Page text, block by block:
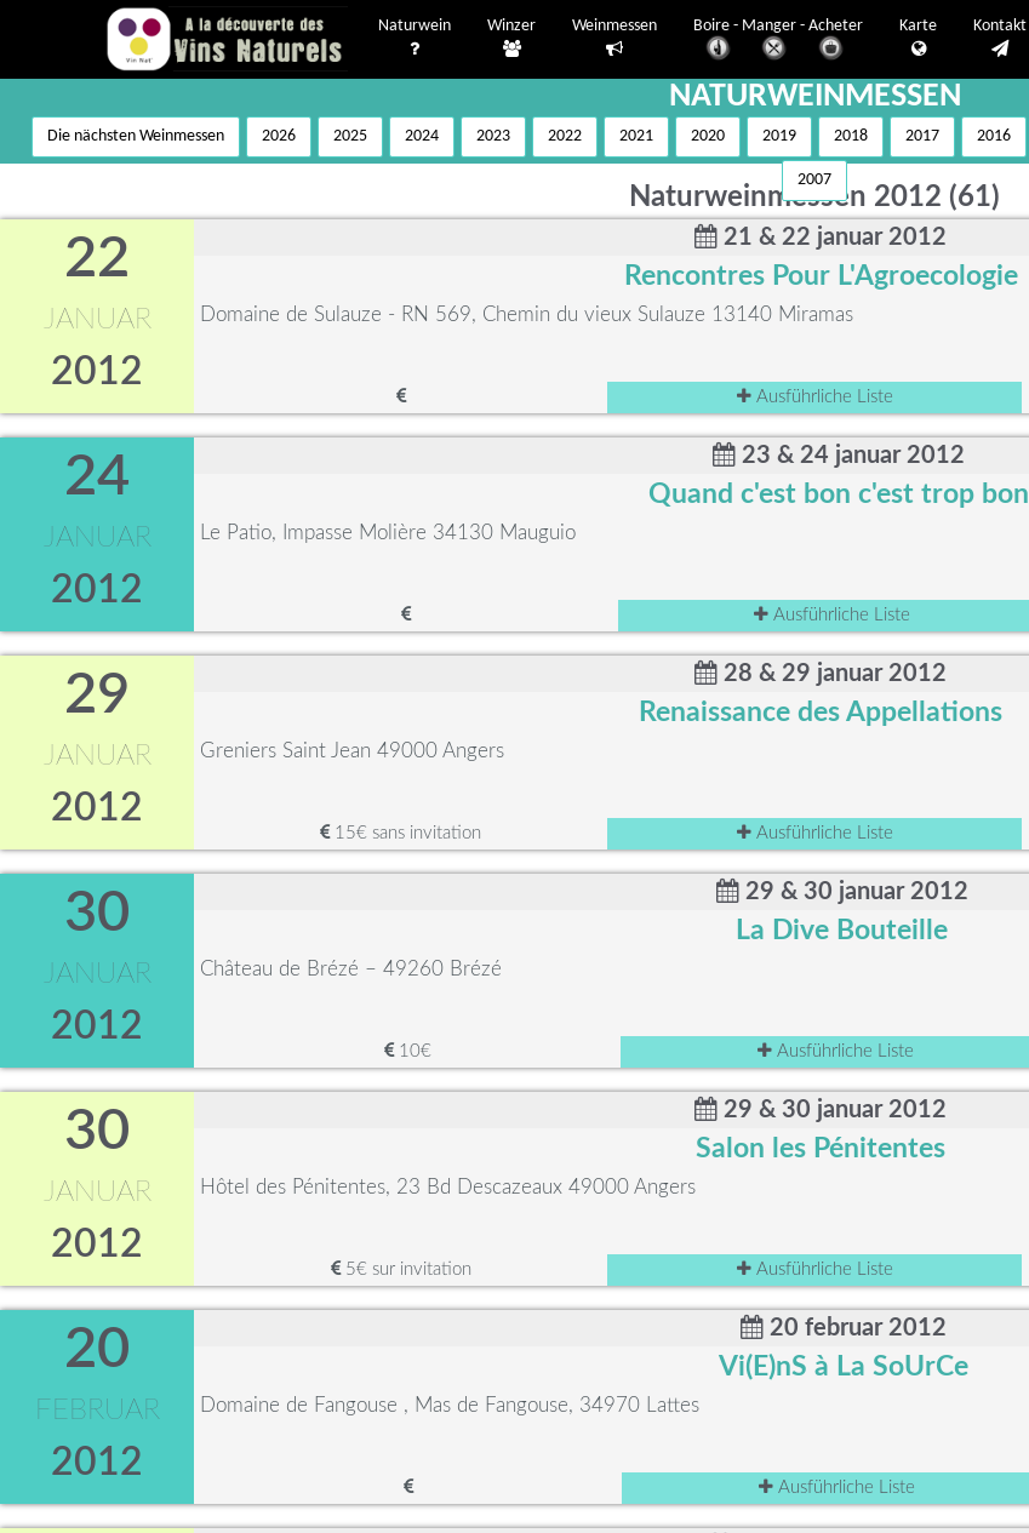
Naturwein Winzer Weinmessen Boire - Manger - Acheter Karte Kontakt
NATURWEINMESSEN
Die nächsten Weinmessen 2026 2025 2024 2023 2022 2021 2020 2019 2018 2017 2016
2007
Naturweinmessen 2012 (61)
22
JANUAR
2012
21 & 22 januar 2012
Rencontres Pour L'Agroecologie
Domaine de Sulauze - RN 569, Chemin du vieux Sulauze 13140 Miramas
Ausführliche Liste
24
JANUAR
2012
23 & 24 januar 2012
Quand c'est bon c'est trop bon
Le Patio, Impasse Molière 34130 Mauguio
Ausführliche Liste
29
JANUAR
2012
28 & 29 januar 2012
Renaissance des Appellations
Greniers Saint Jean 49000 Angers
15€ sans invitation Ausführliche Liste
30
JANUAR
2012
29 & 30 januar 2012
La Dive Bouteille
Château de Brézé – 49260 Brézé
10€ Ausführliche Liste
30
JANUAR
2012
29 & 30 januar 2012
Salon les Pénitentes
Hôtel des Pénitentes, 23 Bd Descazeaux 49000 Angers
5€ sur invitation Ausführliche Liste
20
FEBRUAR
2012
20 februar 2012
Vi(E)nS à La SoUrCe
Domaine de Fangouse , Mas de Fangouse, 34970 Lattes
Ausführliche Liste